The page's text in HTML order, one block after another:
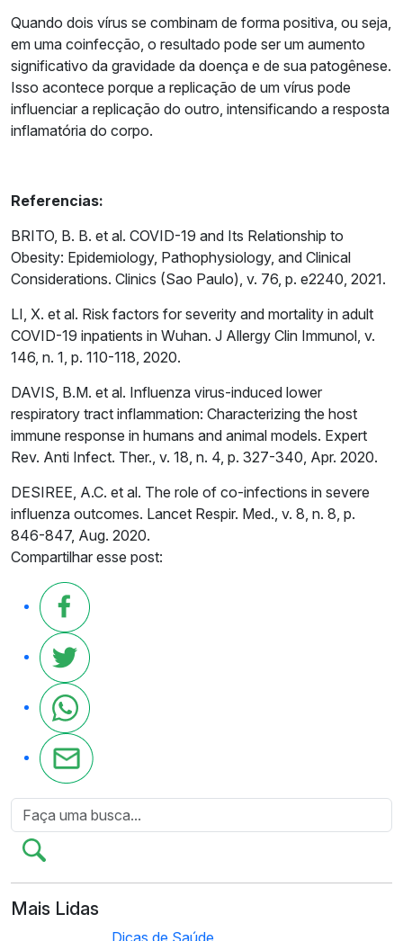
Quando dois vírus se combinam de forma positiva, ou seja,
em uma coinfecção, o resultado pode ser um aumento
significativo da gravidade da doença e de sua patogênese.
Isso acontece porque a replicação de um vírus pode
influenciar a replicação do outro, intensificando a resposta
inflamatória do corpo.
Referencias:
BRITO, B. B. et al. COVID-19 and Its Relationship to
Obesity: Epidemiology, Pathophysiology, and Clinical
Considerations. Clinics (Sao Paulo), v. 76, p. e2240, 2021.
LI, X. et al. Risk factors for severity and mortality in adult
COVID-19 inpatients in Wuhan. J Allergy Clin Immunol, v.
146, n. 1, p. 110-118, 2020.
DAVIS, B.M. et al. Influenza virus-induced lower
respiratory tract inflammation: Characterizing the host
immune response in humans and animal models. Expert
Rev. Anti Infect. Ther., v. 18, n. 4, p. 327-340, Apr. 2020.
DESIREE, A.C. et al. The role of co-infections in severe
influenza outcomes. Lancet Respir. Med., v. 8, n. 8, p.
846-847, Aug. 2020.
Compartilhar esse post:
Mais Lidas